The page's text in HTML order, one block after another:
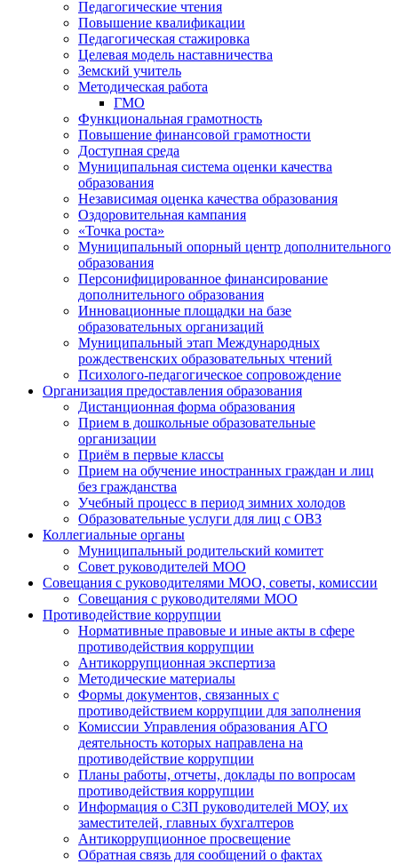
Педагогические чтения
Повышение квалификации
Педагогическая стажировка
Целевая модель наставничества
Земский учитель
Методическая работа
ГМО
Функциональная грамотность
Повышение финансовой грамотности
Доступная среда
Муниципальная система оценки качества
образования
Независимая оценка качества образования
Оздоровительная кампания
«Точка роста»
Муниципальный опорный центр дополнительного
образования
Персонифицированное финансирование
дополнительного образования
Инновационные площадки на базе
образовательных организаций
Муниципальный этап Международных
рождественских образовательных чтений
Психолого-педагогическое сопровождение
Организация предоставления образования
Дистанционная форма образования
Прием в дошкольные образовательные
организации
Приём в первые классы
Прием на обучение иностранных граждан и лиц
без гражданства
Учебный процесс в период зимних холодов
Образовательные услуги для лиц с ОВЗ
Коллегиальные органы
Муниципальный родительский комитет
Совет руководителей МОО
Совещания с руководителями МОО, советы, комиссии
Совещания с руководителями МОО
Противодействие коррупции
Нормативные правовые и иные акты в сфере
противодействия коррупции
Антикоррупционная экспертиза
Методические материалы
Формы документов, связанных с
противодействием коррупции для заполнения
Комиссии Управления образования АГО
деятельность которых направлена на
противодействие коррупции
Планы работы, отчеты, доклады по вопросам
противодействия коррупции
Информация о СЗП руководителей МОУ, их
заместителей, главных бухгалтеров
Антикоррупционное просвещение
Обратная связь для сообщений о фактах